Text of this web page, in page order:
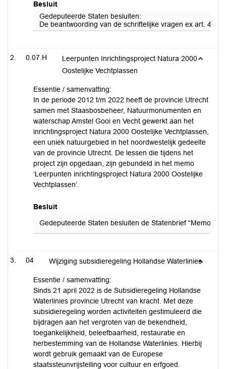
Besluit
Gedeputeerde Staten besluiten:
De beantwoording van de schriftelijke vragen ex art. 47
0.07.H
Leerpunten Inrichtingsproject Natura 2000
Oostelijke Vechtplassen
Essentie / samenvatting:
In de periode 2012 t/m 2022 heeft de provincie Utrecht
samen met Staasbosbeheer, Natuurmonumenten en
waterschap Amstel Gooi en Vecht gewerkt aan het
inrichtingsproject Natura 2000 Oostelijke Vechtplassen,
een uniek natuurgebied in het noordwestelijk gedeelte
van de provincie Utrecht. De lessen die tijdens het
project zijn opgedaan, zijn gebundeld in het memo
‘Leerpunten inrichtingsproject Natura 2000 Oostelijke
Vechtplassen’.
Besluit
Gedeputeerde Staten besluiten de Statenbrief “Memo
04 Wijziging subsidieregeling Hollandse Waterlinies
Essentie / samenvatting:
Sinds 21 april 2022 is de Subsidieregeling Hollandse
Waterlinies provincie Utrecht van kracht. Met deze
subsidieregeling worden activiteiten gestimuleerd die
bijdragen aan het vergroten van de bekendheid,
toegankelijkheid, beleefbaarheid, restauratie en
herbestemming van de Hollandse Waterlinies. Hierbij
wordt gebruik gemaakt van de Europese
staatssteunvrijstelling voor cultuur en erfgoed.